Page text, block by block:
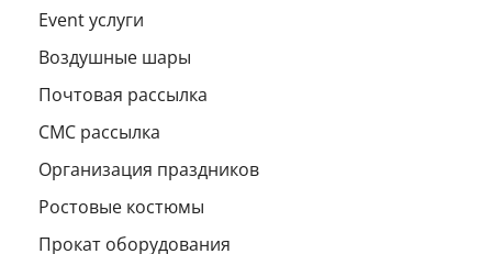
Event услуги
Воздушные шары
Почтовая рассылка
СМС рассылка
Организация праздников
Ростовые костюмы
Прокат оборудования